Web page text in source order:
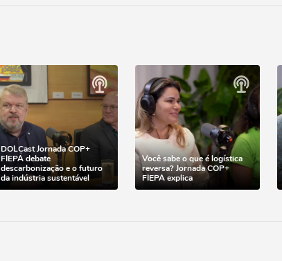
DOLCast Jornada COP+
FIEPA debate
descarbonização e o futuro
da indústria sustentável
Você sabe o que é logística
reversa? Jornada COP+
FIEPA explica